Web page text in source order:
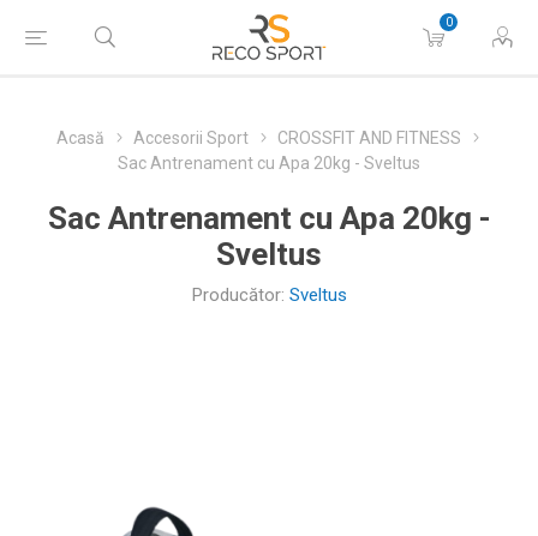
0
Acasă Accesorii Sport
CROSSFIT AND FITNESS
Sac Antrenament cu Apa 20kg - Sveltus
Sac Antrenament cu Apa 20kg -
Sveltus
Producător: Sveltus